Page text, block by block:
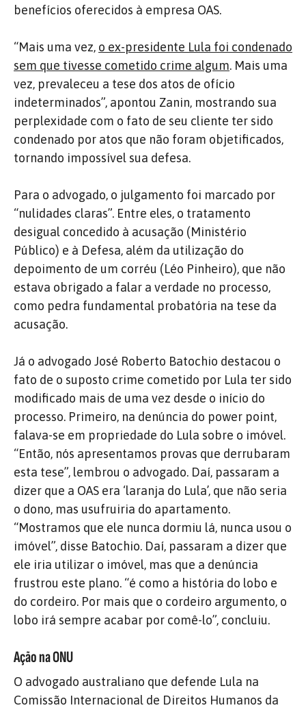
benefícios oferecidos à empresa OAS.
“Mais uma vez, o ex-presidente Lula foi condenado
sem que tivesse cometido crime algum. Mais uma
vez, prevaleceu a tese dos atos de ofício
indeterminados”, apontou Zanin, mostrando sua
perplexidade com o fato de seu cliente ter sido
condenado por atos que não foram objetificados,
tornando impossível sua defesa.
Para o advogado, o julgamento foi marcado por
“nulidades claras”. Entre eles, o tratamento
desigual concedido à acusação (Ministério
Público) e à Defesa, além da utilização do
depoimento de um corréu (Léo Pinheiro), que não
estava obrigado a falar a verdade no processo,
como pedra fundamental probatória na tese da
acusação.
Já o advogado José Roberto Batochio destacou o
fato de o suposto crime cometido por Lula ter sido
modificado mais de uma vez desde o início do
processo. Primeiro, na denúncia do power point,
falava-se em propriedade do Lula sobre o imóvel.
“Então, nós apresentamos provas que derrubaram
esta tese”, lembrou o advogado. Daí, passaram a
dizer que a OAS era ‘laranja do Lula’, que não seria
o dono, mas usufruiria do apartamento.
“Mostramos que ele nunca dormiu lá, nunca usou o
imóvel”, disse Batochio. Daí, passaram a dizer que
ele iria utilizar o imóvel, mas que a denúncia
frustrou este plano. “é como a história do lobo e
do cordeiro. Por mais que o cordeiro argumento, o
lobo irá sempre acabar por comê-lo”, concluiu.
Ação na ONU
O advogado australiano que defende Lula na
Comissão Internacional de Direitos Humanos da